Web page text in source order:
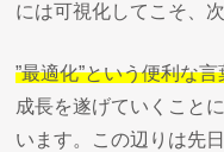
には可視化してこそ、
”最適化”という便利な
成長を遂げていくこと
います。この辺りは先